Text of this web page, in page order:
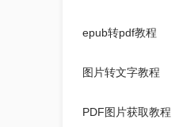
epub转pdf教程
图片转文字教程
PDF图片获取教程